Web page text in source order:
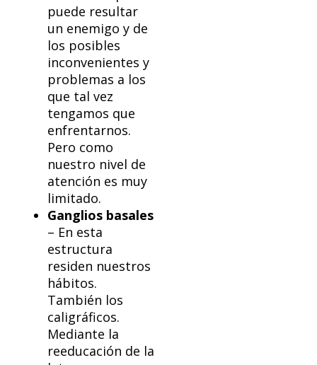
puede resultar
un enemigo y de
los posibles
inconvenientes y
problemas a los
que tal vez
tengamos que
enfrentarnos.
Pero como
nuestro nivel de
atención es muy
limitado.
Ganglios basales
– En esta
estructura
residen nuestros
hábitos.
También los
caligráficos.
Mediante la
reeducación de la